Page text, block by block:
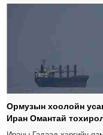
Ормузын хоолойн
Иран Омантай